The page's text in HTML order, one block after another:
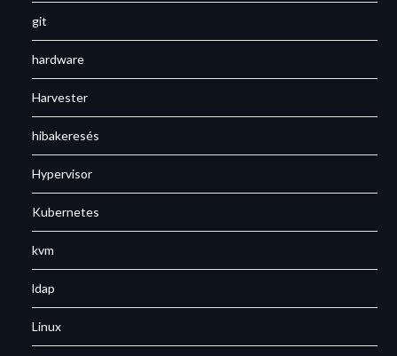
git
hardware
Harvester
hibakeresés
Hypervisor
Kubernetes
kvm
ldap
Linux